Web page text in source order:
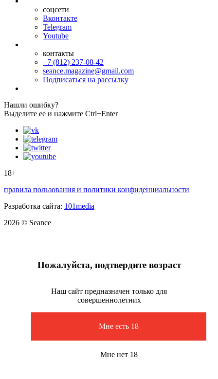
соцсети
Вконтакте
Telegram
Youtube
контакты
+7 (812) 237-08-42
seance.magazine@gmail.com
Подписаться на рассылку
Нашли ошибку?
Выделите ее и нажмите Ctrl+Enter
18+
правила пользования и политики конфиденциальности
Разработка сайта: 101media
2026 © Seance
Пожалуйста, подтвердите возраст
Наш сайт предназначен только для
совершеннолетних
Мне есть 18
Мне нет 18